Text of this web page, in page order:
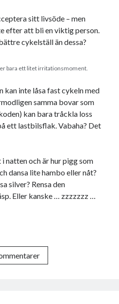
sitt livsöde – men
efter att bli en viktig person.
cykelställ än dessa?
bara ett litet irritationsmoment.
kan inte låsa fast cykeln med
samma bovar som
kan bara tråckla loss
ett lastbilsflak. Vabaha? Det
natten och är hur pigg som
dansa lite hambo eller nåt?
silver? Rensa den
Eller kanske … zzzzzzz …